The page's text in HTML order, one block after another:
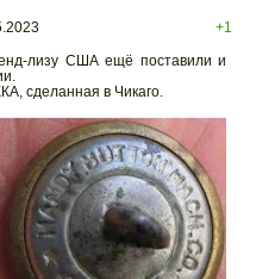
+1
лизу США ещё поставили и
сделанная в Чикаго.